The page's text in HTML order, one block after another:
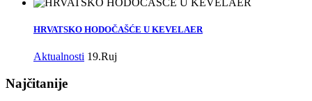
HRVATSKO HODOČAŠĆE U KEVELAER
Aktualnosti 19.Ruj
Najčitanije